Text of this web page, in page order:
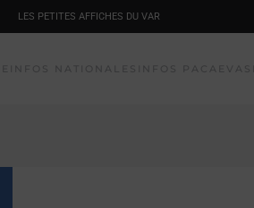
LES PETITES AFFICHES DU VAR